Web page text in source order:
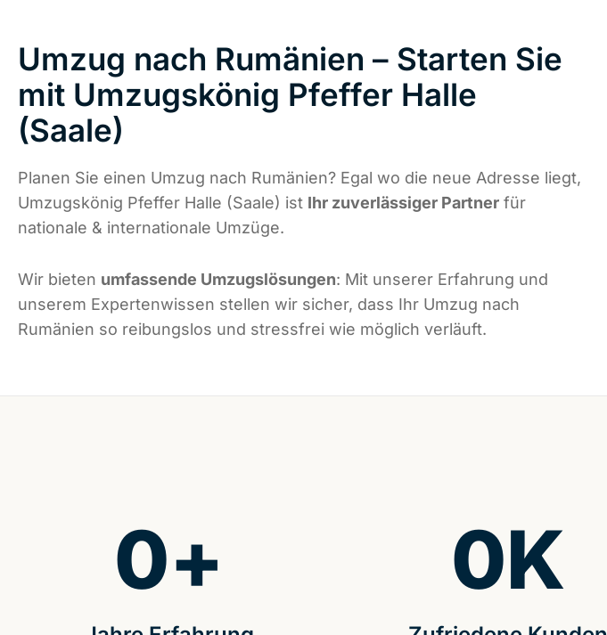
Umzug nach Rumänien – Starten Sie
mit Umzugskönig Pfeffer Halle
(Saale)
Planen Sie einen Umzug nach Rumänien? Egal wo die neue Adresse liegt,
Umzugskönig Pfeffer Halle (Saale) ist Ihr zuverlässiger Partner für
nationale & internationale Umzüge.
Wir bieten umfassende Umzugslösungen: Mit unserer Erfahrung und
unserem Expertenwissen stellen wir sicher, dass Ihr Umzug nach
Rumänien so reibungslos und stressfrei wie möglich verläuft.
0+ 0K